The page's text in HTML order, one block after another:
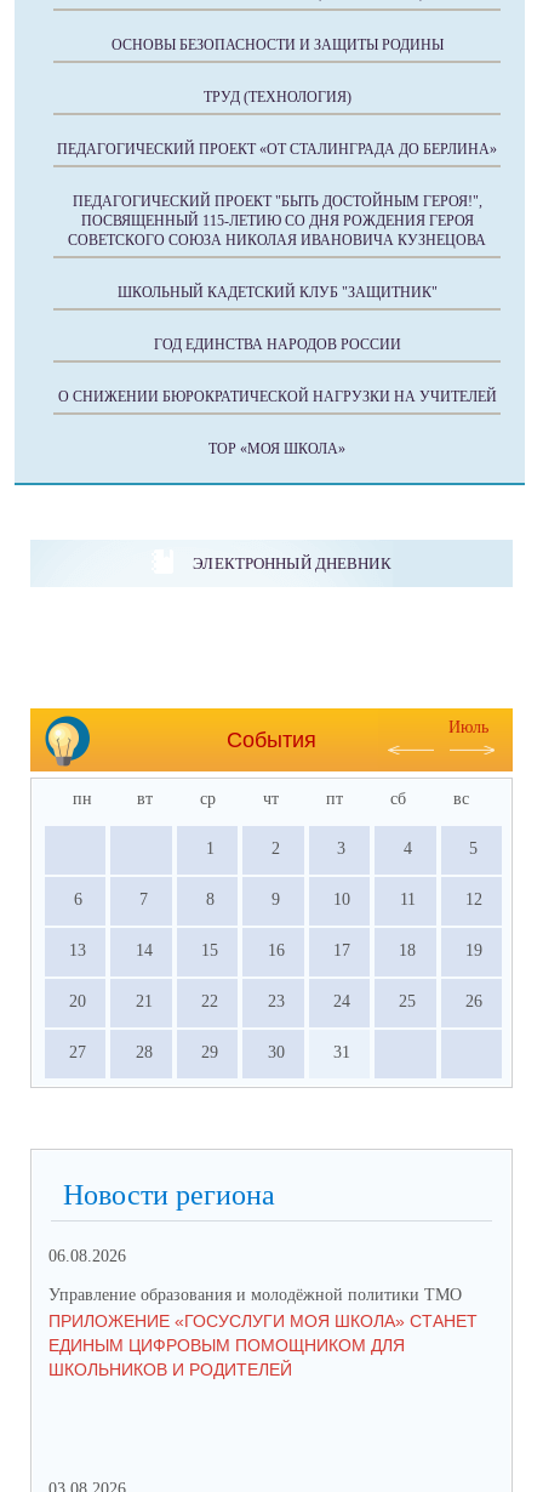
ОСНОВЫ БЕЗОПАСНОСТИ И ЗАЩИТЫ РОДИНЫ
ТРУД (ТЕХНОЛОГИЯ)
ПЕДАГОГИЧЕСКИЙ ПРОЕКТ «ОТ СТАЛИНГРАДА ДО БЕРЛИНА»
ПЕДАГОГИЧЕСКИЙ ПРОЕКТ "БЫТЬ ДОСТОЙНЫМ ГЕРОЯ!",
ПОСВЯЩЕННЫЙ 115-ЛЕТИЮ СО ДНЯ РОЖДЕНИЯ ГЕРОЯ
СОВЕТСКОГО СОЮЗА НИКОЛАЯ ИВАНОВИЧА КУЗНЕЦОВА
ШКОЛЬНЫЙ КАДЕТСКИЙ КЛУБ "ЗАЩИТНИК"
ГОД ЕДИНСТВА НАРОДОВ РОССИИ
О СНИЖЕНИИ БЮРОКРАТИЧЕСКОЙ НАГРУЗКИ НА УЧИТЕЛЕЙ
ТОР «МОЯ ШКОЛА»
ЭЛЕКТРОННЫЙ ДНЕВНИК
События
Июль
пн вт ср чт пт сб вс
1 2 3 4 5
6 7 8 9 10 11 12
13 14 15 16 17 18 19
20 21 22 23 24 25 26
27 28 29 30 31
Новости региона
06.08.2026
Управление образования и молодёжной политики ТМО
ПРИЛОЖЕНИЕ «ГОСУСЛУГИ МОЯ ШКОЛА» СТАНЕТ
ЕДИНЫМ ЦИФРОВЫМ ПОМОЩНИКОМ ДЛЯ
ШКОЛЬНИКОВ И РОДИТЕЛЕЙ